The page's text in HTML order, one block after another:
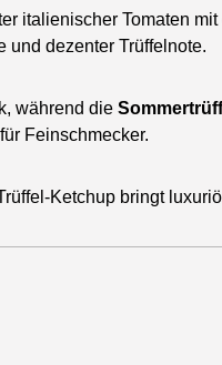
italienischer Tomaten
und dezenter Trüffelnote.
während die
Feinschmecker.
Ketchup bringt